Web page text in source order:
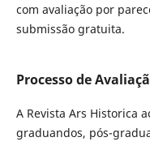
com avaliação por
submissão gratuita.
Processo de
A Revista Ars Historica
graduandos, pós-